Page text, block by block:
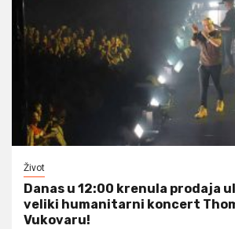
Život
Danas u 12:00 krenula prodaja
veliki humanitarni koncert
Vukovaru!